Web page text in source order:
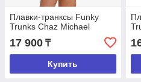
Плавки-транксы Funky
Trunks Chaz Michael
17 900 ₸
Купить